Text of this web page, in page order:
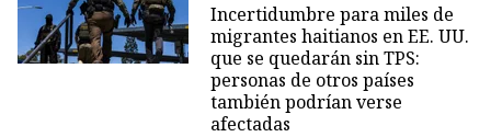
Incertidumbre para miles de
migrantes haitianos en EE. UU.
que se quedarán sin TPS:
personas de otros países
también podrían verse
afectadas